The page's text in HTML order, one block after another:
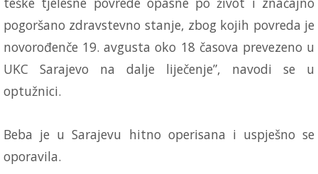
pogoršano zdravstevno stanje, zbog kojih povreda je
novorođenče 19. avgusta oko 18 časova prevezeno u
UKC Sarajevo na dalje liječenje”, navodi se u
optužnici.
Beba je u Sarajevu hitno operisana i uspješno se
oporavila.